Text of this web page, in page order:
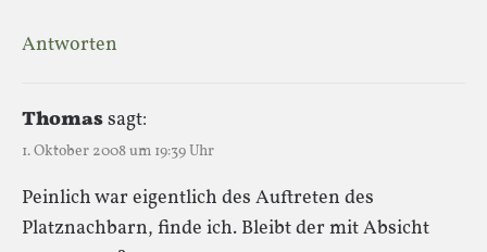
Antworten
Thomassagt:
1. Oktober 2008 um 19:39 Uhr
Peinlich war eigentlich des Auftreten des
Platznachbarn, finde ich. Bleibt der mit Absicht